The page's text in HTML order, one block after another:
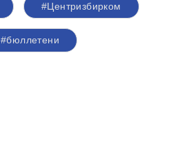
#Центризбирком
#бюллетени